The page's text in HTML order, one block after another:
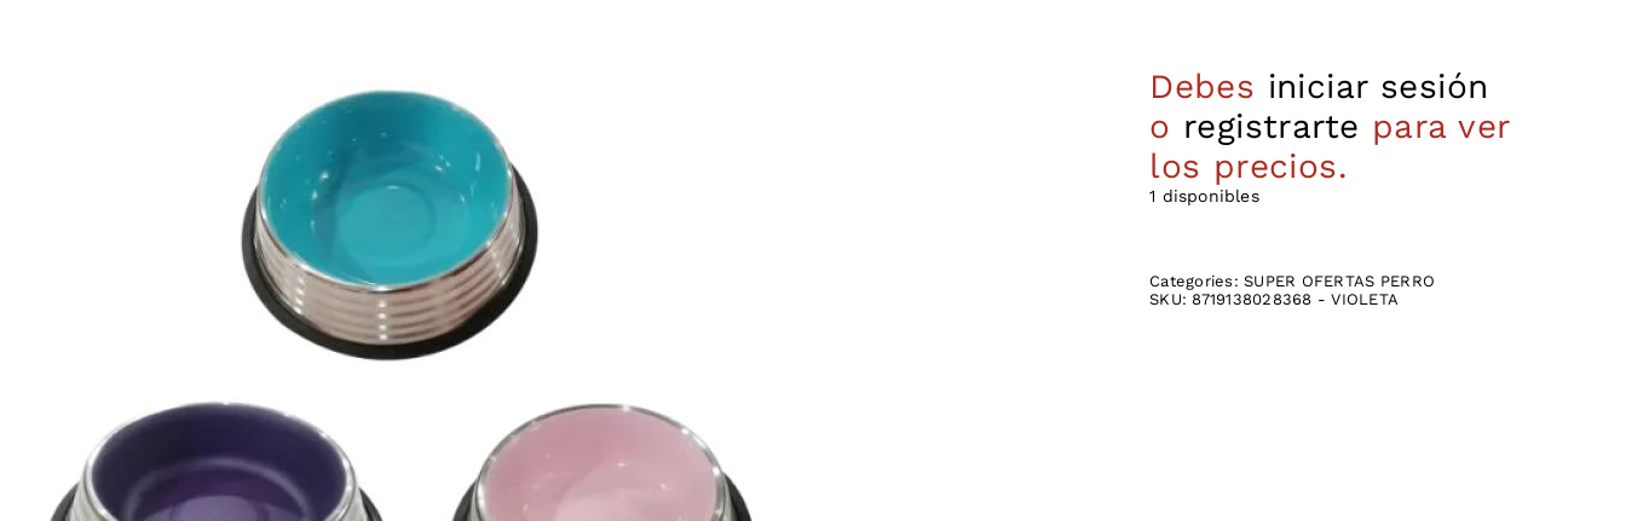
Debes iniciar sesión
o registrarte para ver
los precios.
1 disponibles
Categories:SUPER OFERTAS PERRO
SKU: 8719138028368 - VIOLETA